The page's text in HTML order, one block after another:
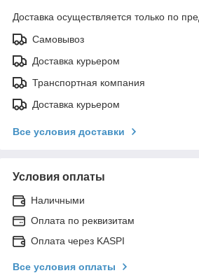
Доставка осуществляется только по
Самовывоз
Доставка курьером
Транспортная компания
Доставка курьером
Все условия доставки
Условия оплаты
Наличными
Оплата по реквизитам
Оплата через KASPI
Все условия оплаты